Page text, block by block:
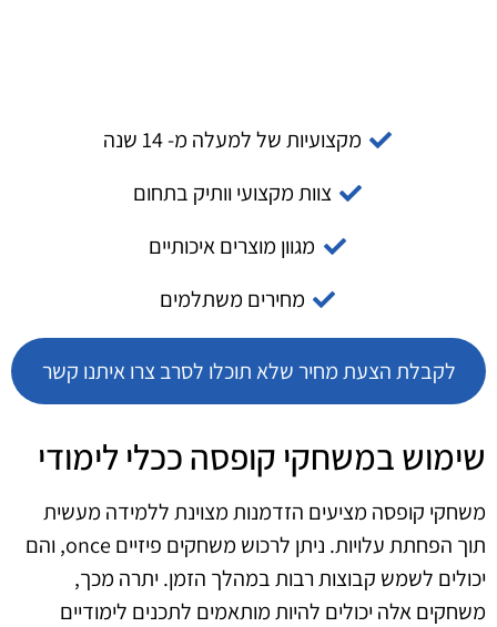
מקצועיות של למעלה מ- 14 שנה
צוות מקצועי וותיק בתחום
מגוון מוצרים איכותיים
מחירים משתלמים
לקבלת הצעת מחיר שלא תוכלו לסרב צרו איתנו קשר
שימוש במשחקי קופסה ככלי לימודי
משחקי קופסה מציעים הזדמנות מצוינת ללמידה מעשית
תוך הפחתת עלויות. ניתן לרכוש משחקים פיזיים once, והם
יכולים לשמש קבוצות רבות במהלך הזמן. יתרה מכך,
משחקים אלה יכולים להיות מותאמים לתכנים לימודיים